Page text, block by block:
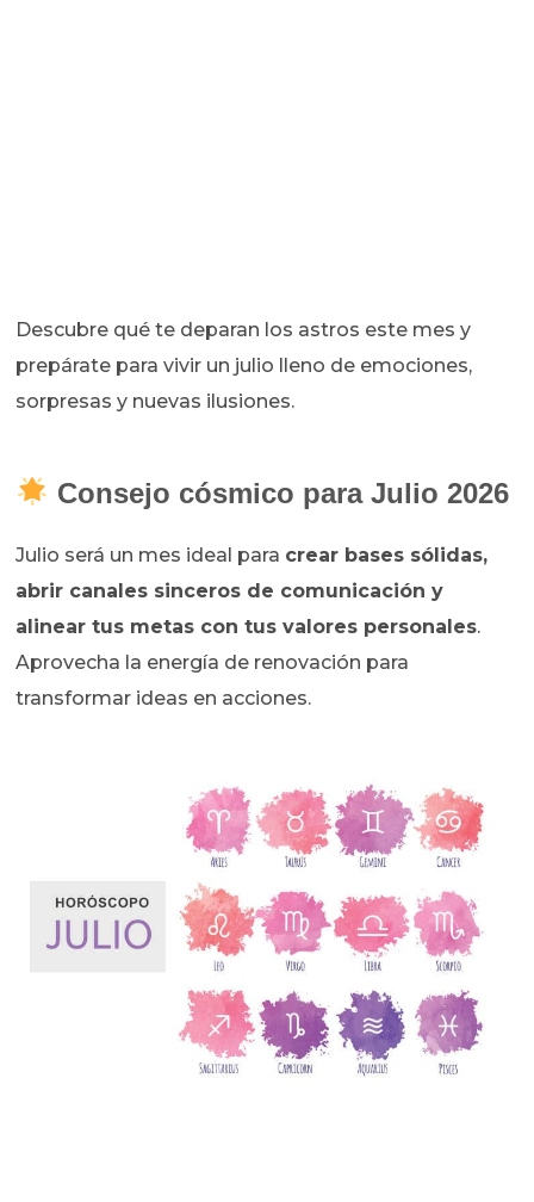
Descubre qué te deparan los astros este mes y
prepárate para vivir un julio lleno de emociones,
sorpresas y nuevas ilusiones.
Consejo cósmico para Julio 2026
Julio será un mes ideal para crear bases sólidas,
abrir canales sinceros de comunicación y
alinear tus metas con tus valores personales.
Aprovecha la energía de renovación para
transformar ideas en acciones.